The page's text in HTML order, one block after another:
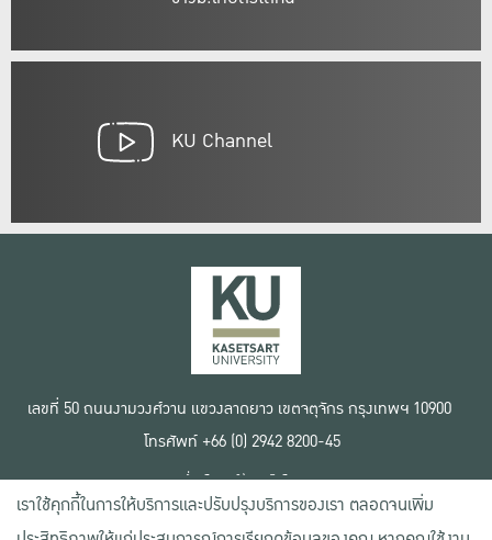
KU Channel
เลขที่ 50 ถนนงามวงศ์วาน แขวงลาดยาว เขตจตุจักร กรุงเทพฯ 10900
โทรศัพท์ +66 (0) 2942 8200-45
เงื่อนไขการใช้งานเว็บไซต์
ข้อตกลงด้านสิทธิ์ใช้งาน
นโยบายความเป็นส่วนตัว
เราใช้คุกกี้ในการให้บริการและปรับปรุงบริการของเรา ตลอดจนเพิ่ม